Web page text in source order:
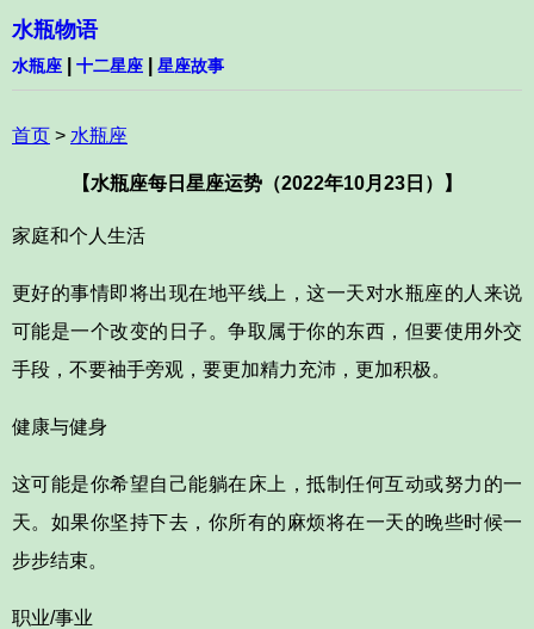
水瓶物语
水瓶座 十二星座 星座故事
首页 > 水瓶座
【水瓶座每日星座运势（2022年10月23日）】
家庭和个人生活
更好的事情即将出现在地平线上，这一天对水瓶座的人来说
可能是一个改变的日子。争取属于你的东西，但要使用外交
手段，不要袖手旁观，要更加精力充沛，更加积极。
健康与健身
这可能是你希望自己能躺在床上，抵制任何互动或努力的一
天。如果你坚持下去，你所有的麻烦将在一天的晚些时候一
步步结束。
职业/事业